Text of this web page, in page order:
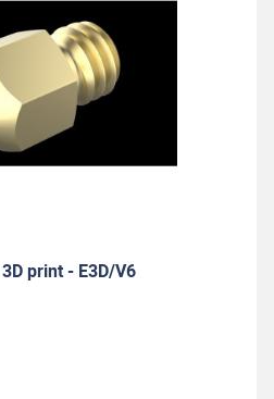
print - E3D/V6